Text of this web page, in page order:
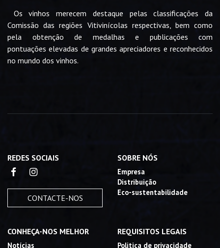
Os vinhos merecem destaque pelas classificações da
Comissão das regiões Vitivinícolas respectivas, bem como
pela obtenção de medalhas e publicações com
pontuações elevadas de grandes apreciadores e reconhecidos
no mundo dos vinhos.
REDES SOCIAIS
CONTACTE-NOS
SOBRE NÓS
Empresa
Distribuição
Eco-sustentabilidade
CONHEÇA-NOS MELHOR
Notícias
REQUISITOS LEGAIS
Politica de privacidade